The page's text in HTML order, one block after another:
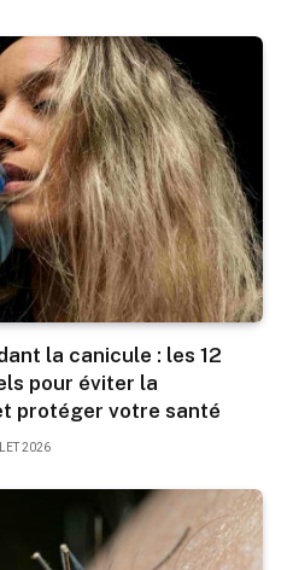
la canicule : les 12
pour éviter la
protéger votre santé
2026